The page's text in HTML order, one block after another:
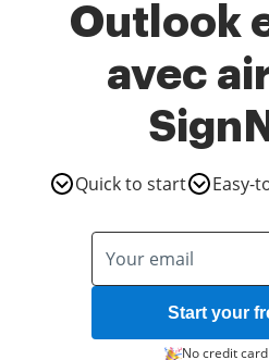
Outlook
avec
Quick to start Easy-
Start your
No credit